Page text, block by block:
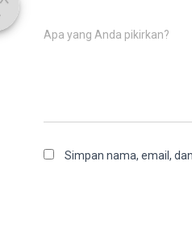
Apa yang Anda pikirkan?
Simpan nama, email,